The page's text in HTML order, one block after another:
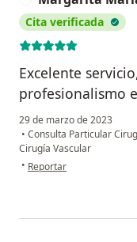
Cita verificada
Excelente
profesionalismo
29 de marzo de 2023
• Consulta Particular
Cirugía Vascular
• en opinión del usuario
Reportar